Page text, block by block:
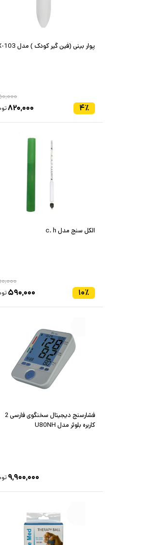
پوار بینی (فین گیر کودک ) مدل MX-103
۴٪
۸۲۰,۰۰۰
الکل سنج مدل c. h
۱۰٪
۵۹۰,۰۰۰
فشارسنج دیجیتال سخنگوی فارسی 2
کاربره بلوئر مدل U80NH
۹,۹۰۰,۰۰۰